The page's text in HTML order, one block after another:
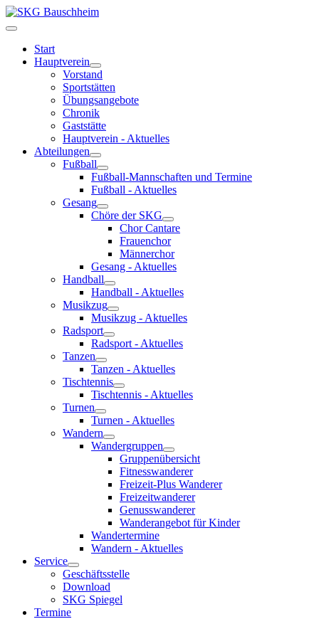
Start
Hauptverein
Vorstand
Sportstätten
Übungsangebote
Chronik
Gaststätte
Hauptverein - Aktuelles
Abteilungen
Fußball
Fußball-Mannschaften und Termine
Fußball - Aktuelles
Gesang
Chöre der SKG
Chor Cantare
Frauenchor
Männerchor
Gesang - Aktuelles
Handball
Handball - Aktuelles
Musikzug
Musikzug - Aktuelles
Radsport
Radsport - Aktuelles
Tanzen
Tanzen - Aktuelles
Tischtennis
Tischtennis - Aktuelles
Turnen
Turnen - Aktuelles
Wandern
Wandergruppen
Gruppenübersicht
Fitnesswanderer
Freizeit-Plus Wanderer
Freizeitwanderer
Genusswanderer
Wanderangebot für Kinder
Wandertermine
Wandern - Aktuelles
Service
Geschäftsstelle
Download
SKG Spiegel
Termine